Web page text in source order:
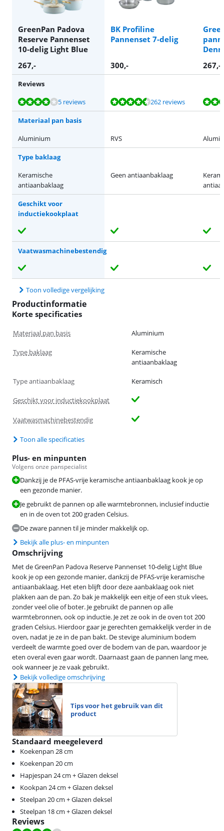
GreenPan Padova
Reserve Pannenset
10-delig Light Blue
BK Profiline
Pannenset 7-delig
267,- 300,- 267,-
Reviews
Beoordeling is 8,4 van de 10, gebaseerd op 5 reviews.
5 reviews
Beoordeling is 9,0 van de 10, gebaseerd op 262 reviews.262 reviews
Beoordeling is 8,4 van de 10, gebaseerd op 5 reviews.
Beoordeling is 8,4 van de 10, gebaseerd op 5 reviews.
Beoordeling is 8,4 van de 10, gebaseerd op 5 reviews.
Materiaal pan basis
Aluminium
RVS
Type baklaag
Keramische
antiaanbaklaag
Geen antiaanbaklaag
Geschikt voor
inductiekookplaat
Vaatwasmachinebestendig
Toon volledige vergelijking
Productinformatie
Korte specificaties
Materiaal pan basis Aluminium
Type baklaag
Keramische
antiaanbaklaag
Type antiaanbaklaag Keramisch
Geschikt voor inductiekookplaat
Vaatwasmachinebestendig
Toon alle specificaties
Plus- en minpunten
Volgens onze panspecialist
Dankzij je de PFAS-vrije keramische antiaanbaklaag kook je op
een gezonde manier.
Je gebruikt de pannen op alle warmtebronnen, inclusief inductie
en in de oven tot 200 graden Celsius.
De zware pannen til je minder makkelijk op.
Bekijk alle plus- en minpunten
Omschrijving
Met de GreenPan Padova Reserve Pannenset 10-delig Light Blue
kook je op een gezonde manier, dankzij de PFAS-vrije keramische
antiaanbaklaag. Het eten blijft door deze aanbaklaag ook niet
plakken aan de pan. Zo bak je makkelijk een eitje of een stuk vlees,
zonder veel olie of boter. Je gebruikt de pannen op alle
warmtebronnen, ook op inductie. Je zet ze ook in de oven tot 200
graden Celsius. Hierdoor gaar je gerechten gemakkelijk verder in de
oven, nadat je ze in de pan bakt. De stevige aluminium bodem
verdeelt de warmte goed over de bodem van de pan, waardoor je
eten overal even gaar wordt. Daarnaast gaan de pannen lang mee,
ook wanneer je ze vaak gebruikt.
Bekijk volledige omschrijving
Tips voor het gebruik van dit
product
Standaard meegeleverd
Koekenpan 28 cm
Koekenpan 20 cm
Hapjespan 24 cm + Glazen deksel
Kookpan 24 cm + Glazen deksel
Steelpan 20 cm + Glazen deksel
Steelpan 18 cm + Glazen deksel
Reviews